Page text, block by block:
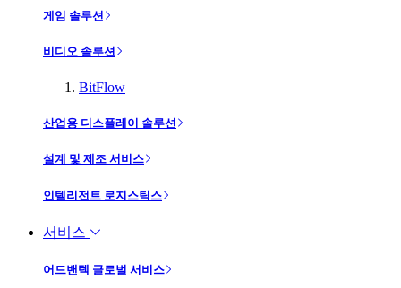
게임 솔루션
비디오 솔루션
BitFlow
산업용 디스플레이 솔루션
설계 및 제조 서비스
인텔리전트 로지스틱스
서비스
어드밴텍 글로벌 서비스